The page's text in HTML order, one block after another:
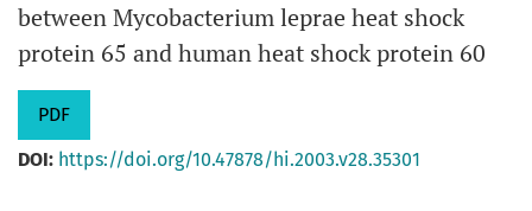
between Mycobacterium leprae heat shock
protein 65 and human heat shock protein 60
PDF
DOI: https://doi.org/10.47878/hi.2003.v28.35301